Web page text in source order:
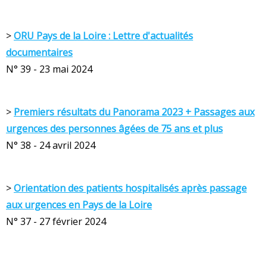
>ORU Pays de la Loire : Lettre d'actualités
documentaires
N° 39 - 23 mai 2024
> Premiers résultats du Panorama 2023 + Passages aux
urgences des personnes âgées de 75 ans et plus
N° 38 - 24 avril 2024
>Orientation des patients hospitalisés après passage
aux urgences en Pays de la Loire
N° 37 - 27 février 2024